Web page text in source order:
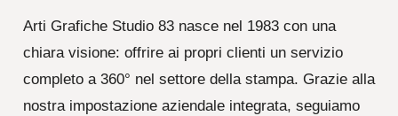
Arti Grafiche Studio 83 nasce nel 1983 con una
chiara visione: offrire ai propri clienti un servizio
completo a 360° nel settore della stampa. Grazie alla
nostra impostazione aziendale integrata, seguiamo